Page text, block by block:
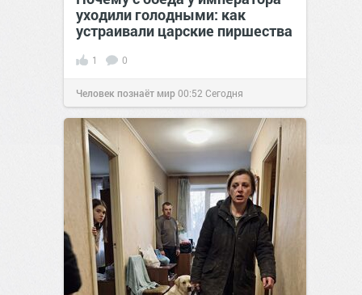
уходили голодными: как
устраивали царские пиршества
1 0
Человек познаёт мир00:52 Сегодня